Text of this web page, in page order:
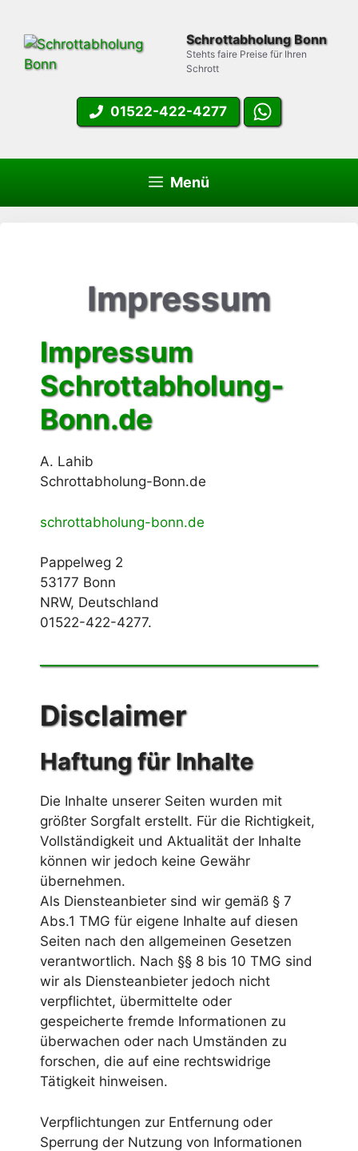
springen
Schrottabholung Bonn
Stehts faire Preise für Ihren
Schrott
01522-422-4277
Menü
Impressum
Impressum
Schrottabholung-
Bonn.de
A. Lahib
Schrottabholung-Bonn.de
schrottabholung-bonn.de
Pappelweg 2
53177 Bonn
NRW, Deutschland
01522-422-4277.
Disclaimer
Haftung für Inhalte
Die Inhalte unserer Seiten wurden mit
größter Sorgfalt erstellt. Für die Richtigkeit,
Vollständigkeit und Aktualität der Inhalte
können wir jedoch keine Gewähr
übernehmen.
Als Diensteanbieter sind wir gemäß § 7
Abs.1 TMG für eigene Inhalte auf diesen
Seiten nach den allgemeinen Gesetzen
verantwortlich. Nach §§ 8 bis 10 TMG sind
wir als Diensteanbieter jedoch nicht
verpflichtet, übermittelte oder
gespeicherte fremde Informationen zu
überwachen oder nach Umständen zu
forschen, die auf eine rechtswidrige
Tätigkeit hinweisen.
Verpflichtungen zur Entfernung oder
Sperrung der Nutzung von Informationen